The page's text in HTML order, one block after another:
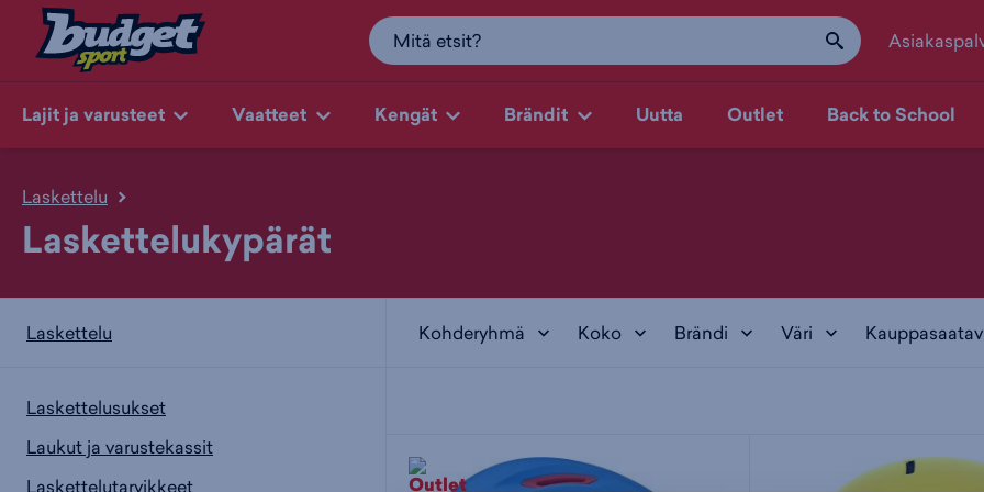
Lajit ja varusteet Vaatteet Kengät Brändit Uutta Outlet Back to School
Laskettelu
Laskettelukypärät
Laskettelu
Laskettelusukset
Laukut ja varustekassit
Laskettelutarvikkeet
Kohderyhmä Koko Brändi Väri